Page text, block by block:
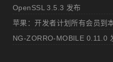
OpenSSL 3.5.3 发布
苹果：开发者计划所有会员到